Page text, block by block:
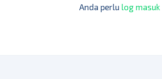
Anda perlu log masuk